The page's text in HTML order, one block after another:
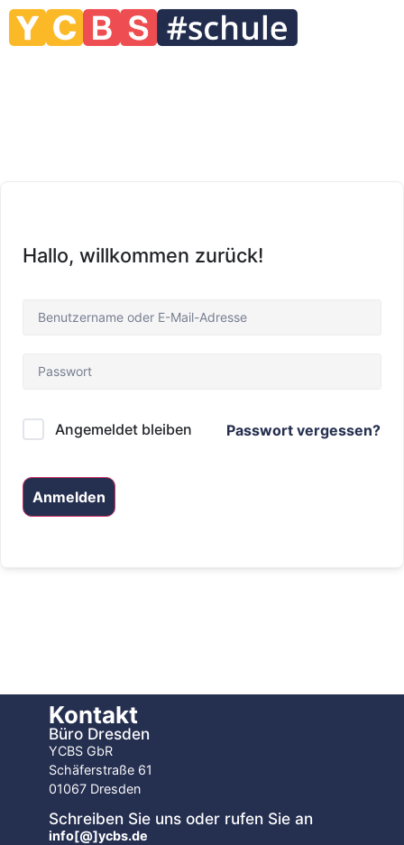
Hallo, willkommen zurück!
Angemeldet bleiben Passwort vergessen?
Anmelden
Kontakt
Büro Dresden
YCBS GbR
Schäferstraße 61
01067 Dresden
Schreiben Sie uns oder rufen Sie an
info[@]ycbs.de